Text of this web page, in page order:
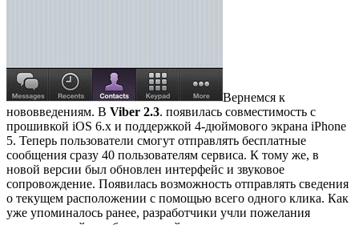
Вернемся к
нововведениям. В Viber 2.3. появилась совместимость с
прошивкой iOS 6.x и поддержкой 4-дюймового экрана iPhone
5. Теперь пользователи смогут отправлять бесплатные
сообщения сразу 40 пользователям сервиса. К тому же, в
новой версии был обновлен интерфейс и звуковое
сопровождение. Появилась возможность отправлять сведения
о текущем расположении с помощью всего одного клика. Как
уже упоминалось ранее, разработчики учли пожелания